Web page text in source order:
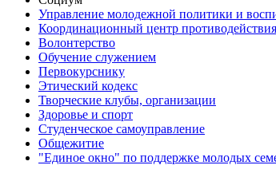
Управление молодежной политики и
Координационный центр
Волонтерство
Обучение служением
Первокурснику
Этический кодекс
Творческие клубы, организации
Здоровье и спорт
Студенческое самоуправление
Общежитие
"Единое окно" по поддержке молодых